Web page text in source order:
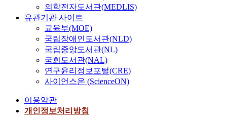
의학전자도서관(MEDLIS)
유관기관 사이트
교육부(MOE)
국립장애인도서관(NLD)
국립중앙도서관(NL)
국회도서관(NAL)
연구윤리정보포털(CRE)
사이언스온 (ScienceON)
이용약관
개인정보처리방침